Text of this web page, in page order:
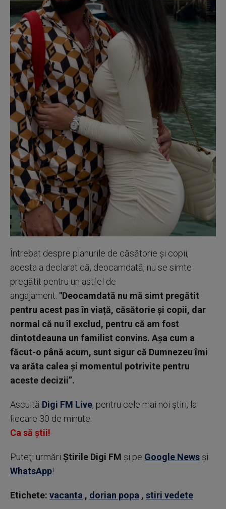
Întrebat despre planurile de căsătorie și copii,
acesta a declarat că, deocamdată, nu se simte
pregătit pentru un astfel de
angajament: "Deocamdată nu mă simt pregătit
pentru acest pas în viață, căsătorie și copii, dar
normal că nu îl exclud, pentru că am fost
dintotdeauna un familist convins. Așa cum a
făcut-o până acum, sunt sigur că Dumnezeu îmi
va arăta calea și momentul potrivite pentru
aceste decizii”.
Ascultă Digi FM Live, pentru cele mai noi știri, la
fiecare 30 de minute.
Ca să știi!
Puteţi urmări Știrile Digi FM şi pe Google News şi
WhatsApp!
Etichete: vacanta , dorian popa , stiri vedete